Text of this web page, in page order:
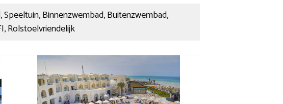
Binnenzwembad, Buitenzwembad,
Rolstoelvriendelijk